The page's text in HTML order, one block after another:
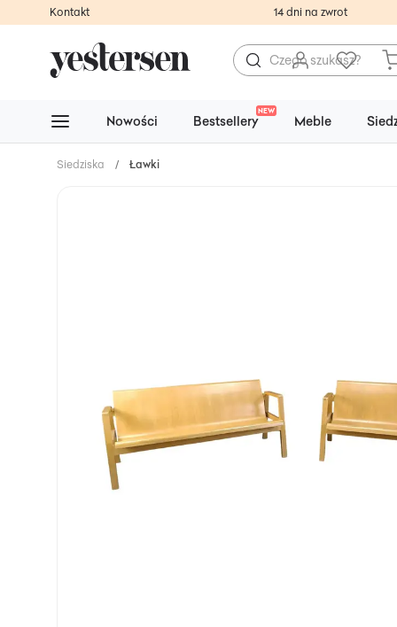
Kontakt 14 dni na zwrot
Nowości Bestsellery
NEW
Meble
Siedziska / Ławki